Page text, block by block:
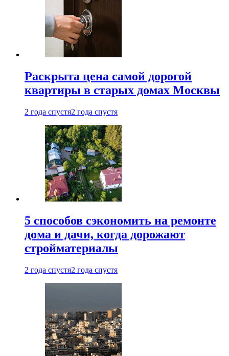
Раскрыта цена самой дорогой
квартиры в старых домах Москвы
2 года спустя2 года спустя
5 способов сэкономить на ремонте
дома и дачи, когда дорожают
стройматериалы
2 года спустя2 года спустя